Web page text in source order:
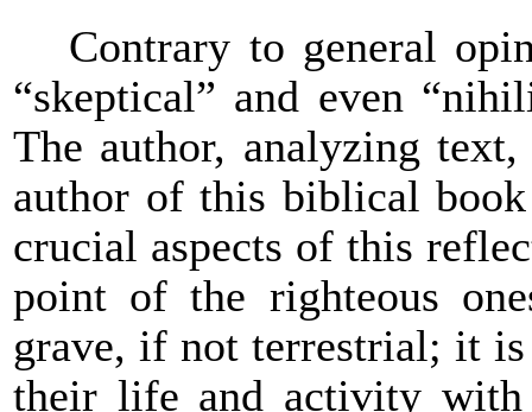
Contrary to general
“skeptical” and even
The author, analyzing
author of this biblical
crucial aspects of this
point of the righteous
grave, if not terrestrial; it
their life and activity with